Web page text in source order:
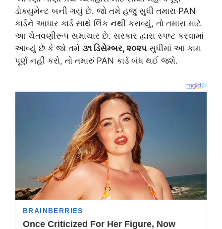
ડોક્યુમેન્ટ બની ગયું છે. જો તમે હજુ સુધી તમારા PAN
કાર્ડને આધાર કાર્ડ સાથે લિંક નથી કરાવ્યું, તો તમારા માટે
આ ચેતવણીરૂપ સમાચાર છે. સરકાર દ્વારા સ્પષ્ટ કરવામાં
આવ્યું છે કે જો તમે ૩૧ ડિસેમ્બર, ૨૦૨૫સુધીમાં આ કામ
પૂર્ણ નહીં કરો, તો તમારું PAN કાર્ડ બંધ થઈ જશે.